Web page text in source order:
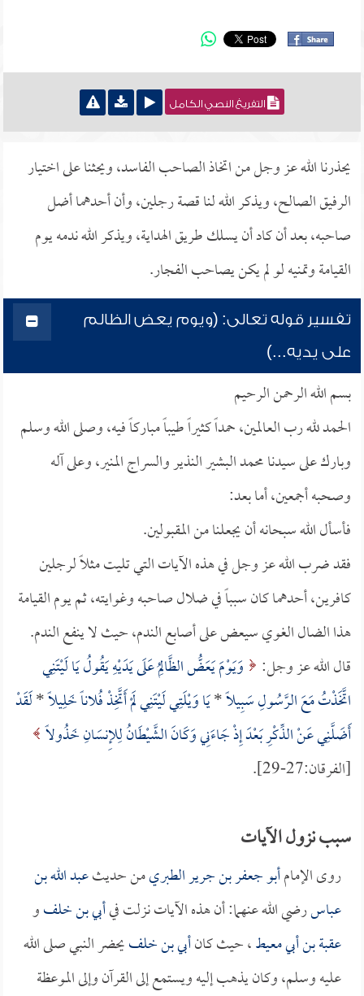
التفريغ النصي الكامل
يحذرنا الله عز وجل من اتخاذ الصاحب الفاسد، ويحثنا على اختيار
الرفيق الصالح، ويذكر الله لنا قصة رجلين، وأن أحدهما أضل
صاحبه، بعد أن كاد أن يسلك طريق الهداية، ويذكر الله ندمه يوم
القيامة وتمنيه لو لم يكن يصاحب الفجار.
تفسير قوله تعالى: (ويوم يعض الظالم
على يديه...)
بسم الله الرحمن الرحيم
الحمد لله رب العالمين، حمداً كثيراً طيباً مباركاً فيه، وصلى الله وسلم
وبارك على سيدنا محمد البشير النذير والسراج المنير، وعلى آله
وصحبه أجمعين، أما بعد:
فأسأل الله سبحانه أن يجعلنا من المقبولين.
فقد ضرب الله عز وجل في هذه الآيات التي تليت مثلاً لرجلين
كافرين، أحدهما كان سبباً في ضلال صاحبه وغوايته، ثم يوم القيامة
هذا الضال الغوي سيعض على أصابع الندم، حيث لا ينفع الندم.
قال الله عز وجل:
وَيَوْمَ يَعَضُّ الظَّالِمُ عَلَى يَدَيْهِ يَقُولُ يَا لَيْتَنِي
اتَّخَذْتُ مَعَ الرَّسُولِ سَبِيلاً*يَا وَيْلَتِي لَيْتَنِي لَمْ أَتَّخِذْ فُلاناً خَلِيلاً*لَقَدْ
أَضَلَّنِي عَنْ الذِّكْرِ بَعْدَ إِذْ جَاءَنِي وَكَانَ الشَّيْطَانُ لِلإِنسَانِ خَذُولاً
[الفرقان:27-29].
سبب نزول الآيات
روى الإمامأبو جعفر بن جرير الطبريمن حديثعبد الله بن
عباسرضي الله عنهما: أن هذه الآيات نزلت فيأبي بن خلفو
عقبة بن أبي معيط، حيث كانأبي بن خلفيحضر النبي صلى الله
عليه وسلم، وكان يذهب إليه ويستمع إلى القرآن وإلى الموعظة